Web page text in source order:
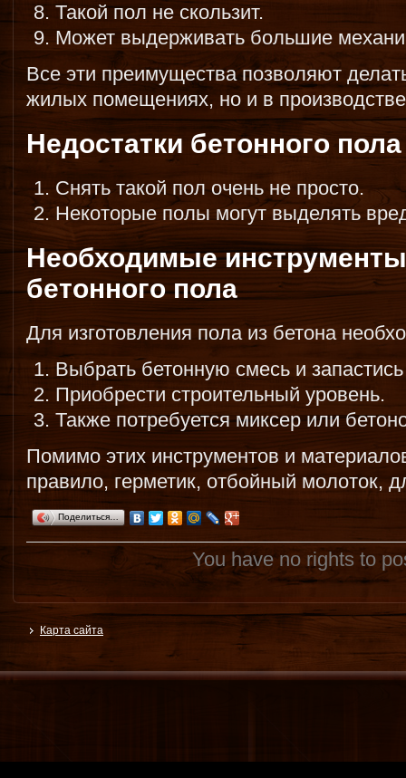
Такой пол не скользит.
Может выдерживать большие
Все эти преимущества позволяют
жилых помещениях, но и в
Недостатки бетонного пола
Снять такой пол очень не просто.
Некоторые полы могут выделять
Необходимые
бетонного пола
Для изготовления пола из бетона
Выбрать бетонную смесь и
Приобрести строительный уровень.
Также потребуется миксер или
Помимо этих инструментов и
правило, герметик, отбойный молоток,
Поделиться…
You have no rights to
Карта сайта